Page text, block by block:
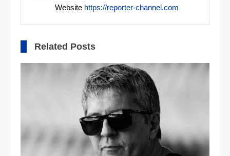
Website https://reporter-channel.com
Related Posts